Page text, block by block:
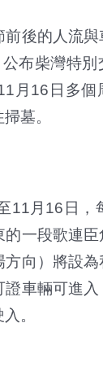
後的人流與
布柴灣特
月16日多個
墓。
11月16日，
的一段歌連
方向）將設
證車輛可進
。